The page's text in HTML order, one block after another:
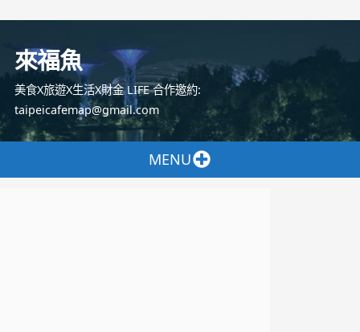
容
來福魚
美食X旅遊X生活X財金 LIFE 合作邀約:
taipeicafemap@gmail.com
MENU